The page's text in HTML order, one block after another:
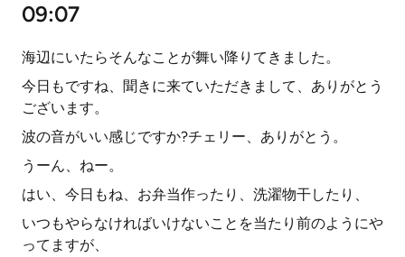
09:07
海辺にいたらそんなことが舞い降りてきました。
今日もですね、聞きに来ていただきまして、ありがとう
ございます。
波の音がいい感じですか?チェリー、ありがとう。
うーん、ねー。
はい、今日もね、お弁当作ったり、洗濯物干したり、
いつもやらなければいけないことを当たり前のようにや
ってますが、